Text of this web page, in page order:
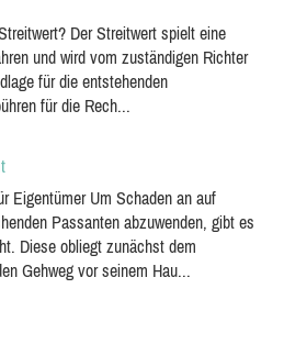
Der Streitwert spielt eine
und wird vom zuständigen Richter
für die entstehenden
für die Rech...
Eigentümer Um Schaden an auf
Passanten abzuwenden, gibt es
Diese obliegt zunächst dem
Gehweg vor seinem Hau...